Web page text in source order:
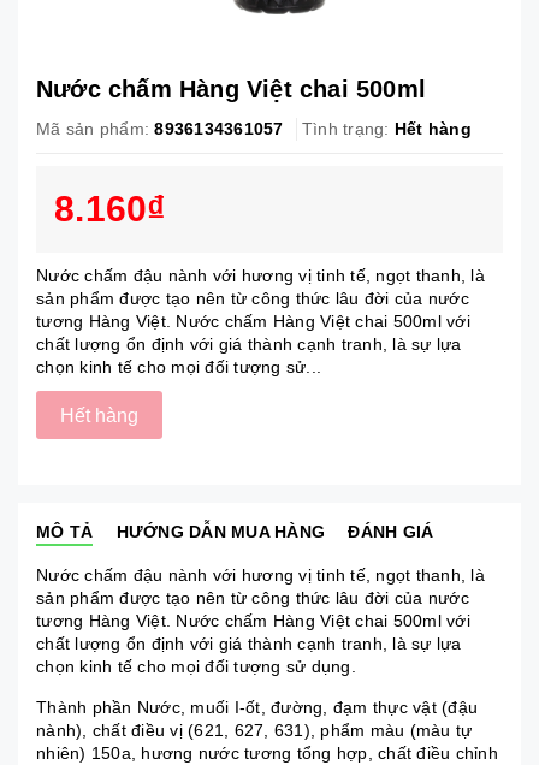
Nước chấm Hàng Việt chai 500ml
Mã sản phẩm: 8936134361057 Tình trạng: Hết hàng
8.160₫
Nước chấm đậu nành với hương vị tinh tế, ngọt thanh, là
sản phẩm được tạo nên từ công thức lâu đời của nước
tương Hàng Việt. Nước chấm Hàng Việt chai 500ml với
chất lượng ổn định với giá thành cạnh tranh, là sự lựa
chọn kinh tế cho mọi đối tượng sử...
Hết hàng
MÔ TẢ HƯỚNG DẪN MUA HÀNG ĐÁNH GIÁ
Nước chấm đậu nành với hương vị tinh tế, ngọt thanh, là
sản phẩm được tạo nên từ công thức lâu đời của nước
tương Hàng Việt. Nước chấm Hàng Việt chai 500ml với
chất lượng ổn định với giá thành cạnh tranh, là sự lựa
chọn kinh tế cho mọi đối tượng sử dụng.
Thành phần Nước, muối I-ốt, đường, đạm thực vật (đậu
nành), chất điều vị (621, 627, 631), phẩm màu (màu tự
nhiên) 150a, hương nước tương tổng hợp, chất điều chỉnh